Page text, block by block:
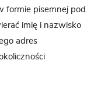
formie pisemnej pod
imię i nazwisko
adres